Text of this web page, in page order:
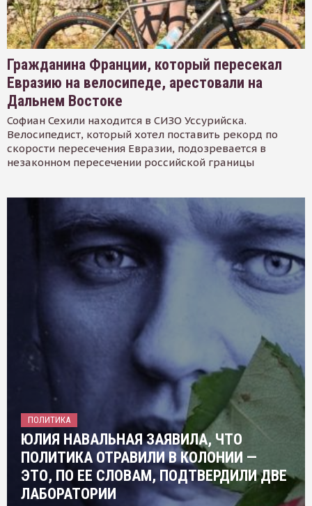
Гражданина Франции, который пересекал
Евразию на велосипеде, арестовали на
Дальнем Востоке
Софиан Сехили находится в СИЗО Уссурийска.
Велосипедист, который хотел поставить рекорд по
скорости пересечения Евразии, подозревается в
незаконном пересечении российской границы
ПОЛИТИКА
ЮЛИЯ НАВАЛЬНАЯ ЗАЯВИЛА, ЧТО
ПОЛИТИКА ОТРАВИЛИ В КОЛОНИИ —
ЭТО, ПО ЕЕ СЛОВАМ, ПОДТВЕРДИЛИ ДВЕ
ЛАБОРАТОРИИ